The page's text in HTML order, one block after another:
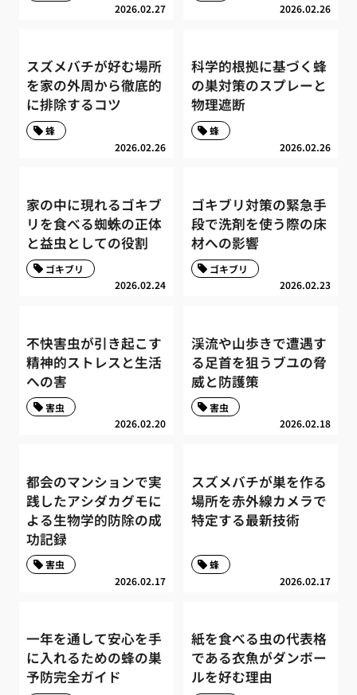
2026.02.27 2026.02.26
スズメバチが好む場所
を家の外周から徹底的
に排除するコツ
2026.02.26
蜂
科学的根拠に基づく蜂
の巣対策のスプレーと
物理遮断
2026.02.26
蜂
家の中に現れるゴキブ
リを食べる蜘蛛の正体
と益虫としての役割
2026.02.24
ゴキブリ
ゴキブリ対策の緊急手
段で洗剤を使う際の床
材への影響
2026.02.23
ゴキブリ
不快害虫が引き起こす
精神的ストレスと生活
への害
2026.02.20
害虫
渓流や山歩きで遭遇す
る足首を狙うブユの脅
威と防護策
2026.02.18
害虫
都会のマンションで実
践したアシダカグモに
よる生物学的防除の成
功記録
2026.02.17
害虫
スズメバチが巣を作る
場所を赤外線カメラで
特定する最新技術
2026.02.17
蜂
一年を通して安心を手
に入れるための蜂の巣
予防完全ガイド
紙を食べる虫の代表格
である衣魚がダンボー
ルを好む理由